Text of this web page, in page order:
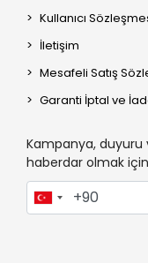
Kullanıcı
İletişim
Mesafeli Satış
Garanti İptal ve
Kampanya,
haberdar olmak